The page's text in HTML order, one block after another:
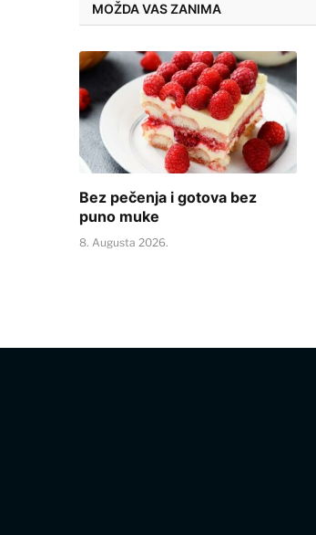
MOŽDA VAS ZANIMA
Bez pečenja i gotova bez
puno muke
8. Augusta 2026.